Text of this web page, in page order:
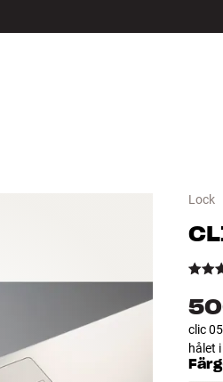
Lock
clic
hålet
Färg